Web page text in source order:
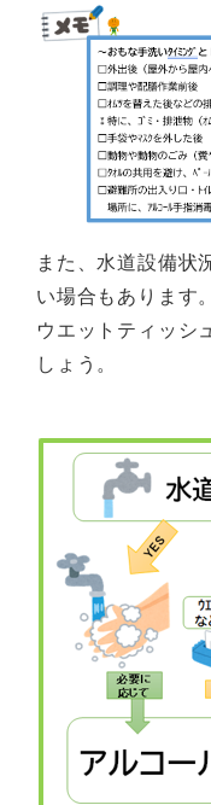
また、水道設備状
い場合もあります
ウエットティッシ
しょう。